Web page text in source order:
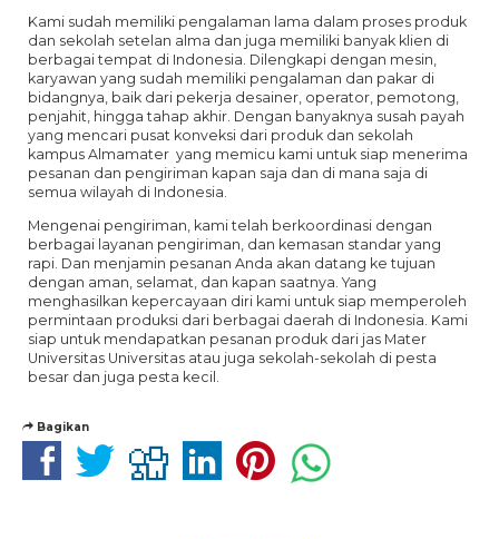
Kami sudah memiliki pengalaman lama dalam proses produk
dan sekolah setelan alma dan juga memiliki banyak klien di
berbagai tempat di Indonesia. Dilengkapi dengan mesin,
karyawan yang sudah memiliki pengalaman dan pakar di
bidangnya, baik dari pekerja desainer, operator, pemotong,
penjahit, hingga tahap akhir. Dengan banyaknya susah payah
yang mencari pusat konveksi dari produk dan sekolah
kampus Almamater yang memicu kami untuk siap menerima
pesanan dan pengiriman kapan saja dan di mana saja di
semua wilayah di Indonesia.
Mengenai pengiriman, kami telah berkoordinasi dengan
berbagai layanan pengiriman, dan kemasan standar yang
rapi. Dan menjamin pesanan Anda akan datang ke tujuan
dengan aman, selamat, dan kapan saatnya. Yang
menghasilkan kepercayaan diri kami untuk siap memperoleh
permintaan produksi dari berbagai daerah di Indonesia. Kami
siap untuk mendapatkan pesanan produk dari jas Mater
Universitas Universitas atau juga sekolah-sekolah di pesta
besar dan juga pesta kecil.
Bagikan